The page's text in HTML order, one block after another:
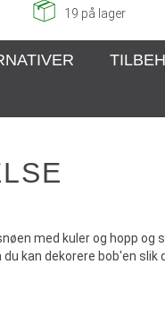
19 på lager
med kuler og hopp
kan dekorere bob'en slik